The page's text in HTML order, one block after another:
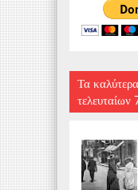
Τα